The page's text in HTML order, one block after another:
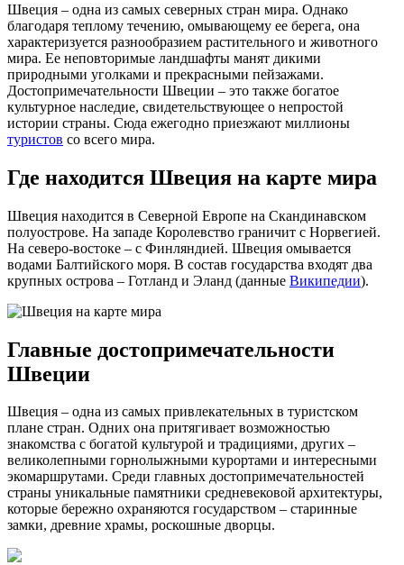
Швеция – одна из самых северных стран мира. Однако
благодаря теплому течению, омывающему ее берега, она
характеризуется разнообразием растительного и животного
мира. Ее неповторимые ландшафты манят дикими
природными уголками и прекрасными пейзажами.
Достопримечательности Швеции – это также богатое
культурное наследие, свидетельствующее о непростой
истории страны. Сюда ежегодно приезжают миллионы
туристов со всего мира.
Где находится Швеция на карте мира
Швеция находится в Северной Европе на Скандинавском
полуострове. На западе Королевство граничит с Норвегией.
На северо-востоке – с Финляндией. Швеция омывается
водами Балтийского моря. В состав государства входят два
крупных острова – Готланд и Эланд (данные Википедии).
Главные достопримечательности
Швеции
Швеция – одна из самых привлекательных в туристском
плане стран. Одних она притягивает возможностью
знакомства с богатой культурой и традициями, других –
великолепными горнолыжными курортами и интересными
экомаршрутами. Среди главных достопримечательностей
страны уникальные памятники средневековой архитектуры,
которые бережно охраняются государством – старинные
замки, древние храмы, роскошные дворцы.